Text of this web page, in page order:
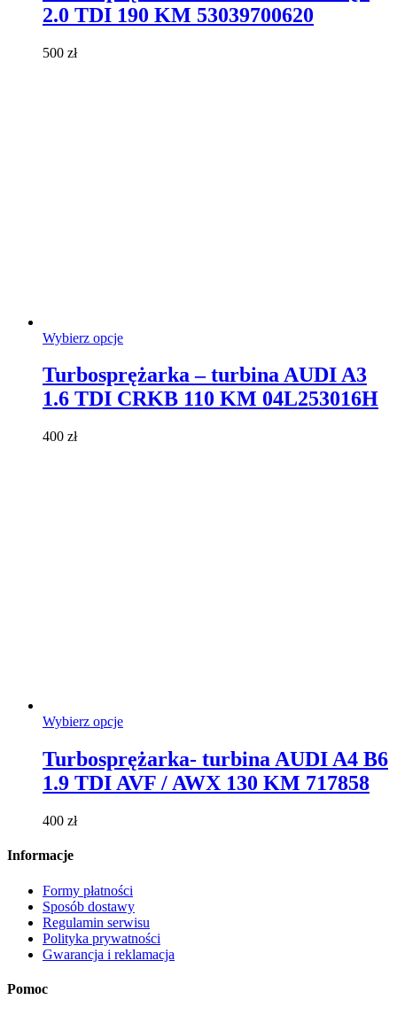
wariantów.
2.0 TDI 190 KM 53039700620
500 zł
Wybierz opcjeTen
ma
wiele
wariantów.
Turbosprężarka – turbina AUDI A3
1.6 TDI CRKB 110 KM 04L253016H
400 zł
Wybierz opcjeTen
wiele
wariantów.
Turbosprężarka- turbina AUDI A4 B6
1.9 TDI AVF / AWX 130 KM 717858
400 zł
Informacje
Formy płatności
Sposób dostawy
Regulamin serwisu
Polityka prywatności
Gwarancja i reklamacja
Pomoc